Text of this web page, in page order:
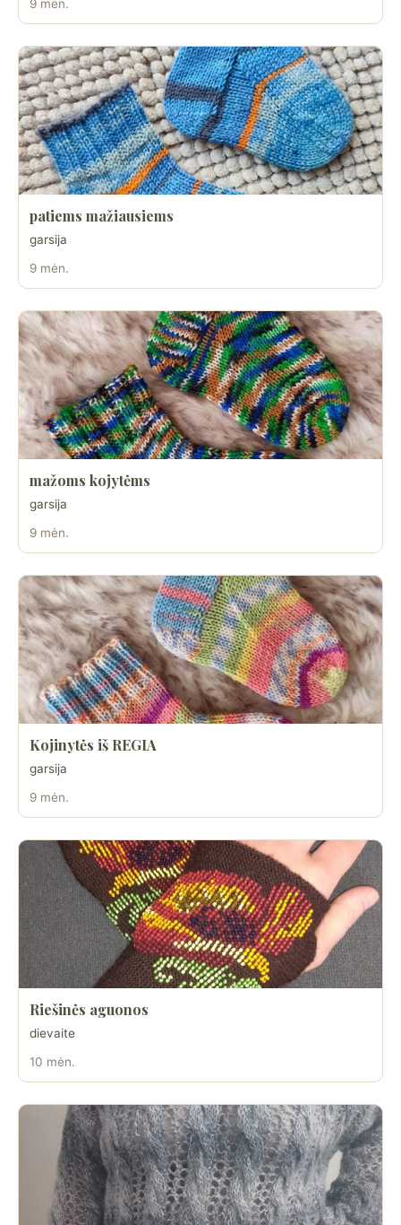
9 mėn.
patiems mažiausiems
garsija
9 mėn.
mažoms kojytėms
garsija
9 mėn.
Kojinytės iš REGIA
garsija
9 mėn.
Riešinės aguonos
dievaite
10 mėn.